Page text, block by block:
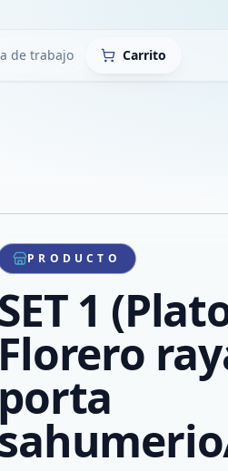
de trabajo Carrito
PRODUCTO
SET 1
Florero
porta